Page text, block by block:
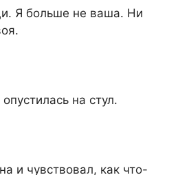
Я больше не ваша. Ни
на стул.
и чувствовал, как что-